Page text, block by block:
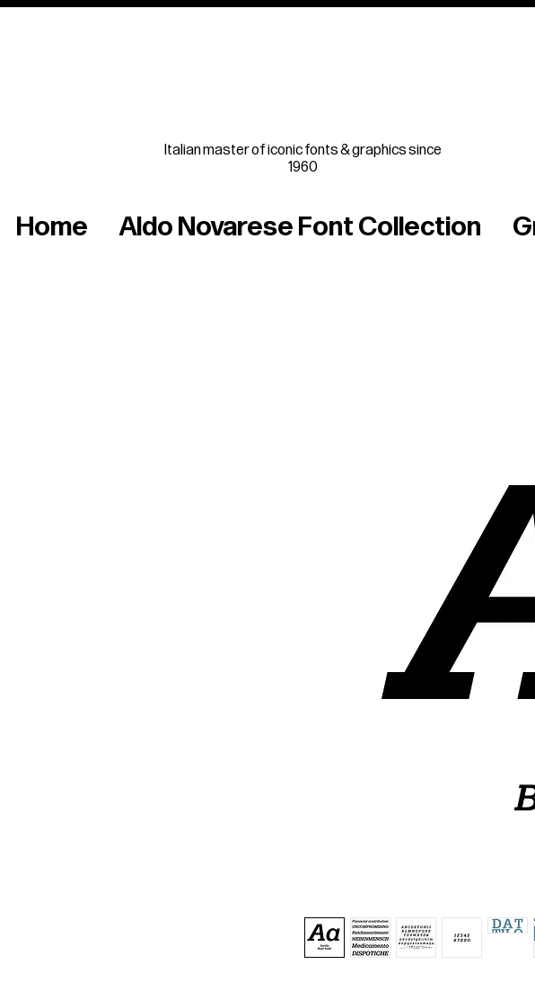
Italian master of iconic fonts & graphics since
1960
Home Aldo Novarese Font Collection